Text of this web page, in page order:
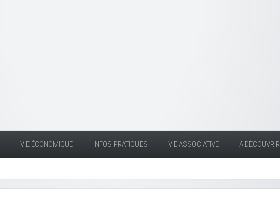
VIE ÉCONOMIQUE INFOS PRATIQUES VIE ASSOCIATIVE A DÉCOUVRIR